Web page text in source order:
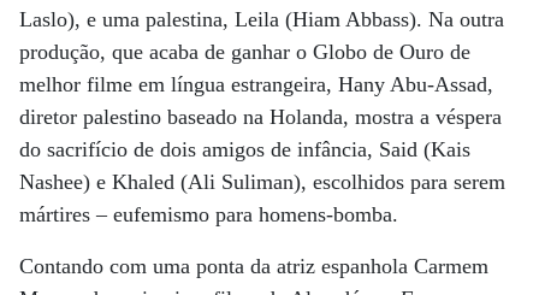
Laslo), e uma palestina, Leila (Hiam Abbass). Na outra
produção, que acaba de ganhar o Globo de Ouro de
melhor filme em língua estrangeira, Hany Abu-Assad,
diretor palestino baseado na Holanda, mostra a véspera
do sacrifício de dois amigos de infância, Said (Kais
Nashee) e Khaled (Ali Suliman), escolhidos para serem
mártires – eufemismo para homens-bomba.
Contando com uma ponta da atriz espanhola Carmem